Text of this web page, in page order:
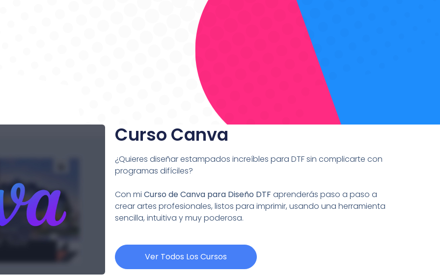
Curso Canva
¿Quieres diseñar estampados increíbles para DTF sin complicarte con
programas difíciles?
Con mi Curso de Canva para Diseño DTF aprenderás paso a paso a
crear artes profesionales, listos para imprimir, usando una herramienta
sencilla, intuitiva y muy poderosa.
Ver Todos Los Cursos